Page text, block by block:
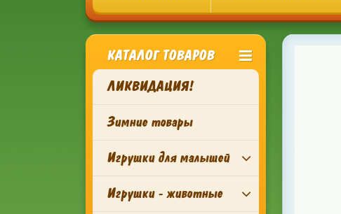
КАТАЛОГ ТОВАРОВ
ЛИКВИДАЦИЯ!
Зимние товары
Игрушки для малышей
Игрушки - животные